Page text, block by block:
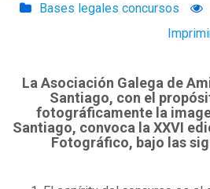
Bases legales concursos
La Asociación Galega de
Santiago, con el
fotográficamente la
Santiago, convoca la XXVI
Fotográfico, bajo las